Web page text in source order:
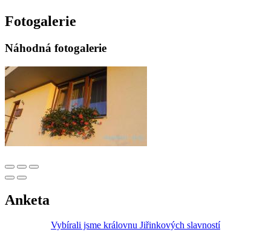
Fotogalerie
Náhodná fotogalerie
Anketa
Vybírali jsme královnu Jiřinkových slavností